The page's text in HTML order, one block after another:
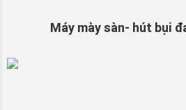
Máy mày sàn- hút bụi